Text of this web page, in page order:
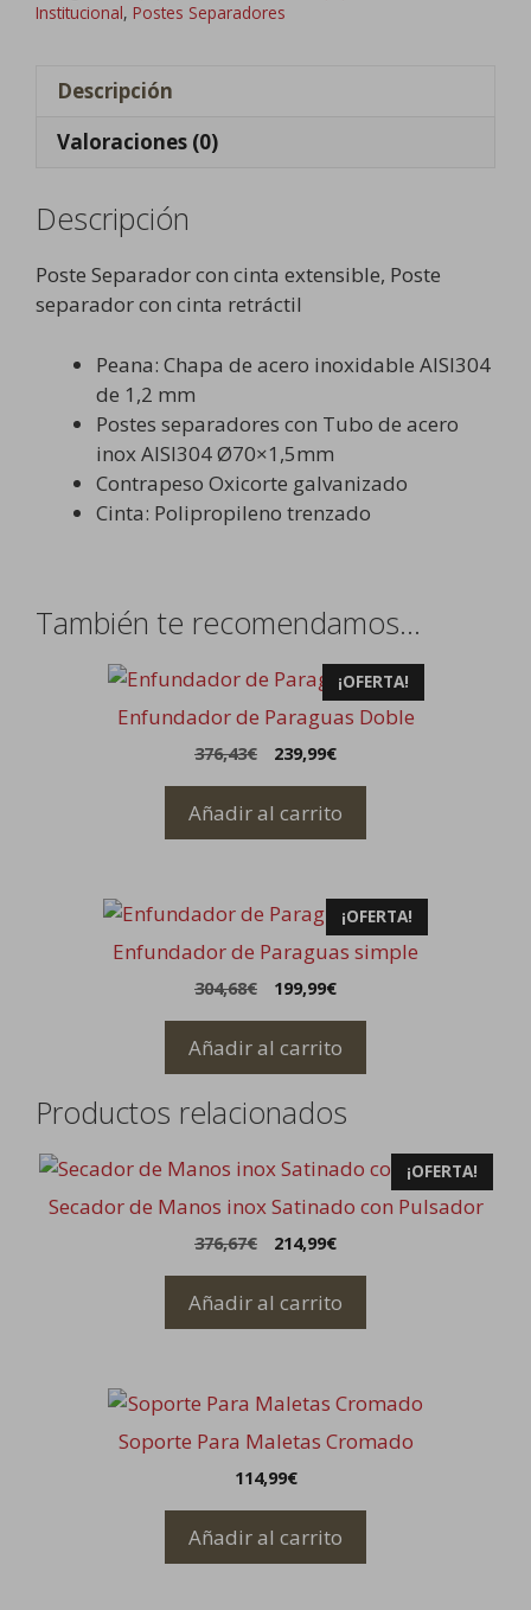
cantidad
Institucional, Postes Separadores
Descripción
Valoraciones (0)
Descripción
Poste Separador con cinta extensible, Poste
separador con cinta retráctil
Peana: Chapa de acero inoxidable AISI304
de 1,2 mm
Postes separadores con Tubo de acero
inox AISI304 Ø70×1,5mm
Contrapeso Oxicorte galvanizado
Cinta: Polipropileno trenzado
También te recomendamos…
¡OFERTA!
Enfundador de Paraguas Doble
376,43€
El
original
era:
239,99€El
es:
Añadir al carrito
¡OFERTA!
Enfundador de Paraguas simple
304,68€
El
original
era:
199,99€El
es:
Añadir al carrito
Productos relacionados
¡OFERTA!
Secador de Manos inox Satinado con Pulsador
376,67€
El
original
era:
214,99€El
es:
Añadir al carrito
Soporte Para Maletas Cromado
114,99€
Añadir al carrito